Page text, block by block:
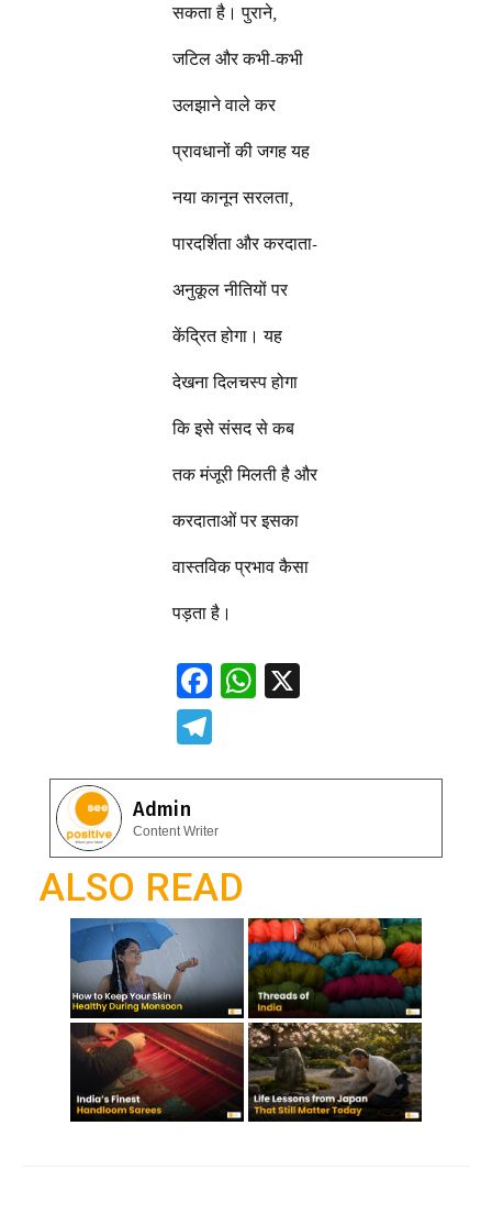
सकता है। पुराने,
जटिल और कभी-कभी
उलझाने वाले कर
प्रावधानों की जगह यह
नया कानून सरलता,
पारदर्शिता और करदाता-
अनुकूल नीतियों पर
केंद्रित होगा। यह
देखना दिलचस्प होगा
कि इसे संसद से कब
तक मंजूरी मिलती है और
करदाताओं पर इसका
वास्तविक प्रभाव कैसा
पड़ता है।
F
b
o
o
k
W
s
p
gr
a
m
Admin
Content Writer
ALSO READ